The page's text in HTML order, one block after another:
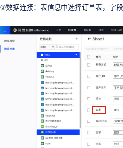
③数据连接：表信息中选择订单表，字